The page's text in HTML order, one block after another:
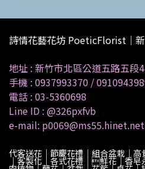
詩情花藝花坊 PoeticFlorist｜
地址 : 新竹市北區公道五路五段
手機 : 0937993370 /
電話 : 03-5360698
Line ID : @326pxfvb
e-mail: p0069@ms55.hinet.net
代客送花｜節慶花禮｜組合盆栽｜
｜客製化｜各式花禮｜鮮花｜香